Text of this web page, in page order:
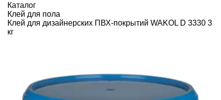
Каталог
Клей для пола
Клей для дизайнерских ПВХ-покрытий WAKOL D 3330 3
кг